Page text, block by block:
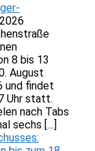
8 bis 13
August
und findet
Uhr statt.
nach Tabs
sechs […]